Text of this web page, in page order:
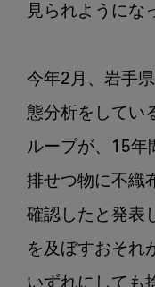
見られようにな
今年2月、岩手
態分析をしてい
ループが、15年
排せつ物に不織
確認したと発表
を及ぼすおそれ